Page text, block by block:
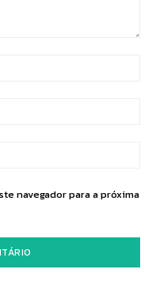
navegador para a próxima